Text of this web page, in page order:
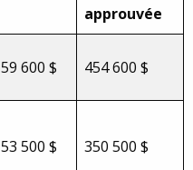
approuvée
59 600 $ 454 600 $
53 500 $ 350 500 $